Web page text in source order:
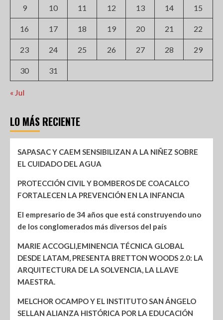
9 10 11 12 13 14 15
16 17 18 19 20 21 22
23 24 25 26 27 28 29
30 31
« Jul
LO MÁS RECIENTE
SAPASAC Y CAEM SENSIBILIZAN A LA NIÑEZ SOBRE
EL CUIDADO DEL AGUA
PROTECCIÓN CIVIL Y BOMBEROS DE COACALCO
FORTALECEN LA PREVENCIÓN EN LA INFANCIA
El empresario de 34 años que está construyendo uno
de los conglomerados más diversos del país
MARIE ACCOGLI,EMINENCIA TÉCNICA GLOBAL
DESDE LATAM, PRESENTA BRETTON WOODS 2.0: LA
ARQUITECTURA DE LA SOLVENCIA, LA LLAVE
MAESTRA.
MELCHOR OCAMPO Y EL INSTITUTO SAN ÁNGELO
SELLAN ALIANZA HISTÓRICA POR LA EDUCACIÓN